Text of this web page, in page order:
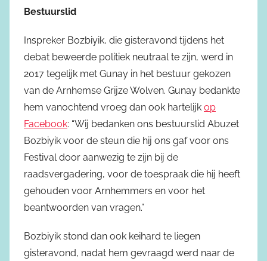
Bestuurslid
Inspreker Bozbiyik, die gisteravond tijdens het
debat beweerde politiek neutraal te zijn, werd in
2017 tegelijk met Gunay in het bestuur gekozen
van de Arnhemse Grijze Wolven. Gunay bedankte
hem vanochtend vroeg dan ook hartelijk op
Facebook: “Wij bedanken ons bestuurslid Abuzet
Bozbiyik voor de steun die hij ons gaf voor ons
Festival door aanwezig te zijn bij de
raadsvergadering, voor de toespraak die hij heeft
gehouden voor Arnhemmers en voor het
beantwoorden van vragen.”
Bozbiyik stond dan ook keihard te liegen
gisteravond, nadat hem gevraagd werd naar de